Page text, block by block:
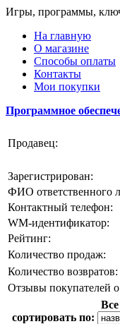
Игры, программы,
На главную
О магазине
Способы оплаты
Контакты
Мои покупки
Программное
Продавец:
Зарегистрирован:
ФИО ответственного
Контактный телефон:
WM-идентификатор:
Рейтинг:
Количество продаж:
Количество возвратов:
Отзывы покупателей о
сортировать по: